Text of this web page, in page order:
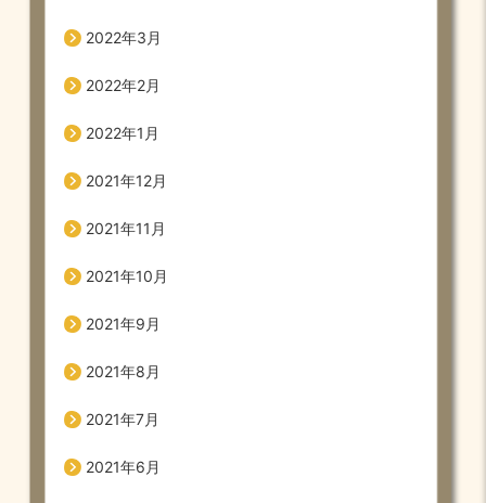
2022年3月
2022年2月
2022年1月
2021年12月
2021年11月
2021年10月
2021年9月
2021年8月
2021年7月
2021年6月